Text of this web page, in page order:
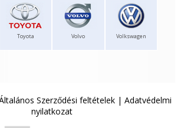
Toyota Volvo Volkswagen
Szerződési feltételek | Adatvédelmi
nyilatkozat